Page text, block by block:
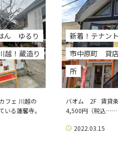
ん ゆるり
越！蔵造り
フェ 川越の
いる蓮馨寺。
新着！テナン
市中原町 貸
所
バオム 2F 賃貸
4,500円（税込……
2022.03.15